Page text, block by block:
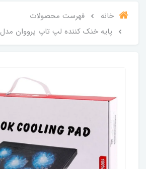
خانه
فهرست محصولات
پایه خنک کننده لپ تاپ پرووان مدل PCP54